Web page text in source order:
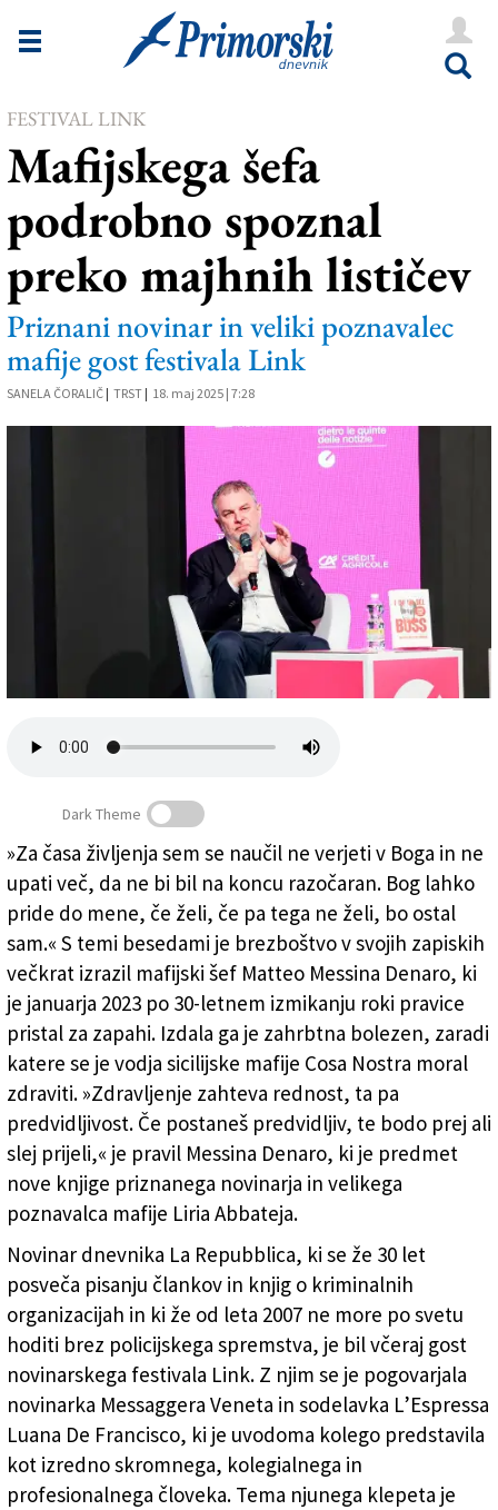
Novice
Goriška
Kultura
Šport
Še
Vreme
V Kioskih
FESTIVAL LINK
Mafijskega šefa
podrobno spoznal
preko majhnih lističev
Priznani novinar in veliki poznavalec
mafije gost festivala Link
SANELA ČORALIČ | TRST | 18. maj 2025 | 7:28
Novinarja Liria Abbateja morajo zaradi pisanja o mafiji
varovati (LUCA TEDESCHI/FOTODAMJ@N)
Dark Theme
»Za časa življenja sem se naučil ne verjeti v Boga in ne
upati več, da ne bi bil na koncu razočaran. Bog lahko
pride do mene, če želi, če pa tega ne želi, bo ostal
sam.« S temi besedami je brezboštvo v svojih zapiskih
večkrat izrazil mafijski šef Matteo Messina Denaro, ki
je januarja 2023 po 30-letnem izmikanju roki pravice
pristal za zapahi. Izdala ga je zahrbtna bolezen, zaradi
katere se je vodja sicilijske mafije Cosa Nostra moral
zdraviti. »Zdravljenje zahteva rednost, ta pa
predvidljivost. Če postaneš predvidljiv, te bodo prej ali
slej prijeli,« je pravil Messina Denaro, ki je predmet
nove knjige priznanega novinarja in velikega
poznavalca mafije Liria Abbateja.
Novinar dnevnika La Repubblica, ki se že 30 let
posveča pisanju člankov in knjig o kriminalnih
organizacijah in ki že od leta 2007 ne more po svetu
hoditi brez policijskega spremstva, je bil včeraj gost
novinarskega festivala Link. Z njim se je pogovarjala
novinarka Messaggera Veneta in sodelavka L’Espressa
Luana De Francisco, ki je uvodoma kolego predstavila
kot izredno skromnega, kolegialnega in
profesionalnega človeka. Tema njunega klepeta je